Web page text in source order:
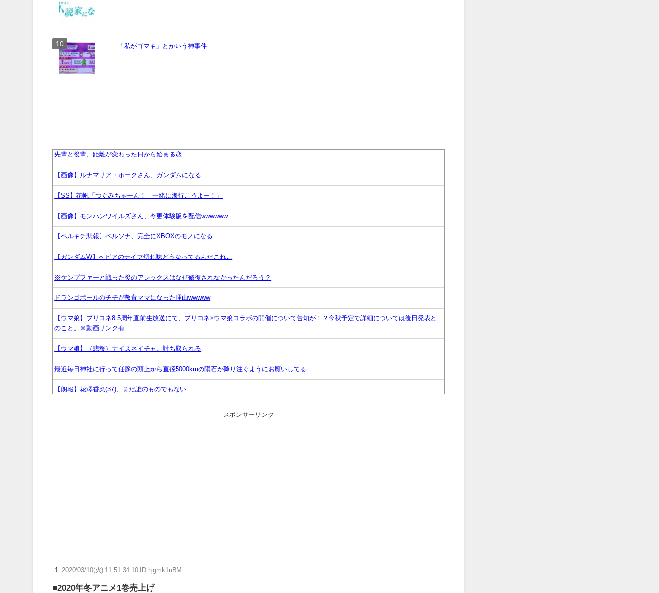
「私がゴマキ」とかいう神事件
先輩と後輩、距離が変わった日から始まる恋
【画像】ルナマリア・ホークさん、ガンダムになる
【SS】花帆「つぐみちゃーん！ 一緒に海行こうよー！」
【画像】モンハンワイルズさん、今更体験版を配信wwwwww
【ペルキチ悲報】ペルソナ、完全にXBOXのモノになる
【ガンダムW】ヘビアのナイフ切れ味どうなってるんだこれ…
※ケンプファーと戦った後のアレックスはなぜ修復されなかったんだろう？
ドランゴボールのチチが教育ママになった理由wwwww
【ウマ娘】プリコネ8.5周年直前生放送にて、プリコネ×ウマ娘コラボの開催について告知が！？今秋予定で詳細については後日発表と
のこと。※動画リンク有
【ウマ娘】（悲報）ナイスネイチャ、討ち取られる
最近毎日神社に行って任豚の頭上から直径5000kmの隕石が降り注ぐようにお願いしてる
【朗報】花澤香菜(37)、まだ誰のものでもない……
スポンサーリンク
1: 2020/03/10(火) 11:51:34.10 ID:hjgmk1uBM
■2020年冬アニメ1巻売上げ